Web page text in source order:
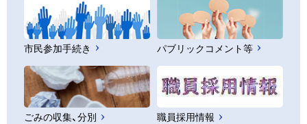
市民参加手続き パブリックコメント等
ごみの収集、分別 職員採用情報